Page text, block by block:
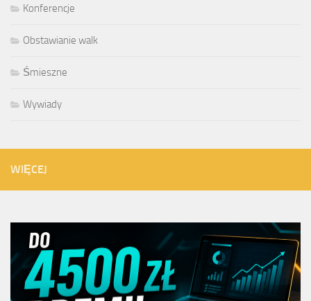
Konferencje
Obstawianie walk
Śmieszne
Wywiady
WIĘCEJ